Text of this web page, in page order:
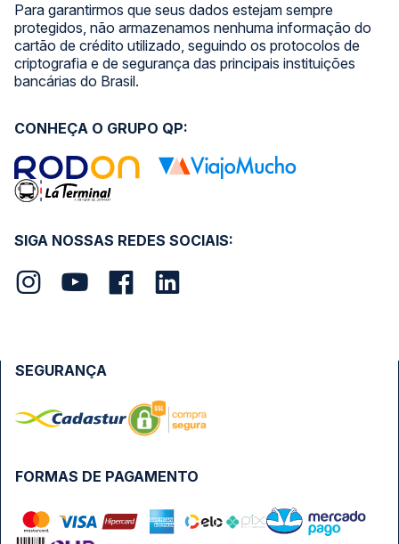
Para garantirmos que seus dados estejam sempre
protegidos, não armazenamos nenhuma informação do
cartão de crédito utilizado, seguindo os protocolos de
criptografia e de segurança das principais instituições
bancárias do Brasil.
SIGA NOSSAS REDES SOCIAIS:
CONHEÇA O GRUPO QP:
FORMAS DE PAGAMENTO
SEGURANÇA